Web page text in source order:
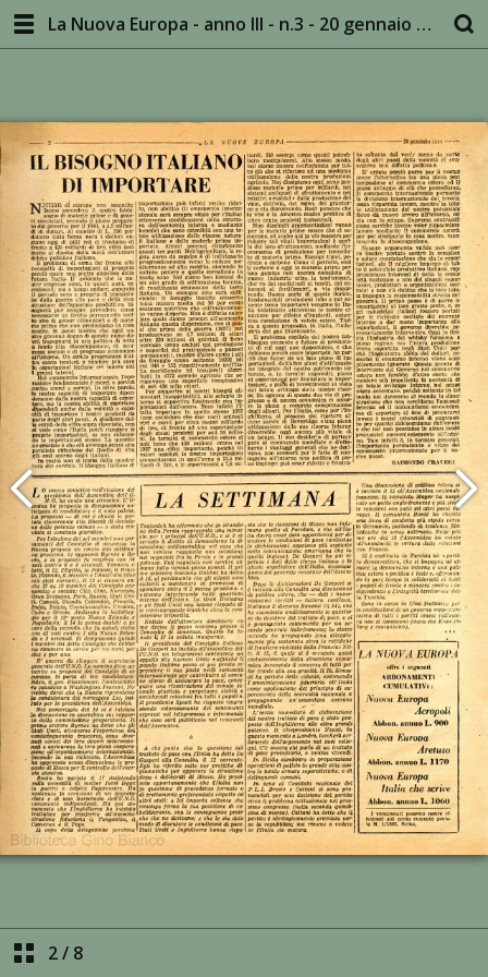
La Nuova Europa - anno III - n.3 - 20 gennaio 1946
2/ 8